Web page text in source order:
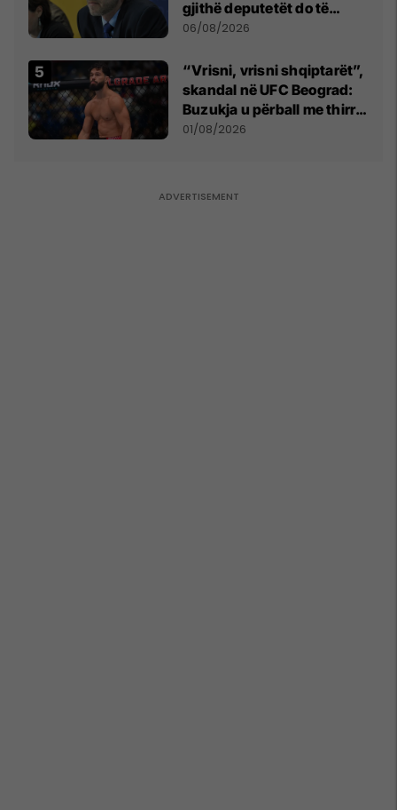
gjithë deputetët do të
bëjnë shkelje të rëndë
06/08/2026
“Vrisni, vrisni shqiptarët”,
skandal në UFC Beograd:
Buzukja u përball me thirrje
anti-shqiptare nga
01/08/2026